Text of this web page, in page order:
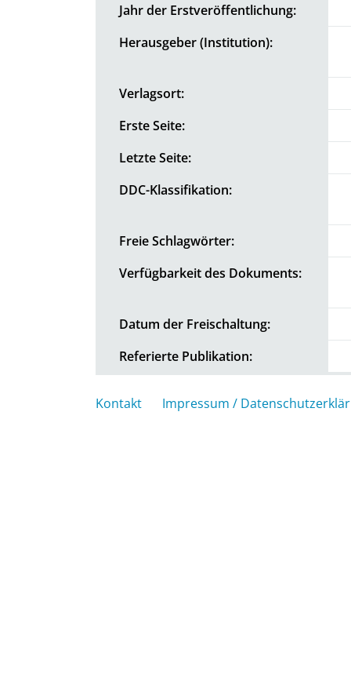
Jahr der Erstveröffentlichung:
Herausgeber (Institution):
Verlagsort:
Erste Seite:
Letzte Seite:
DDC-Klassifikation:
Freie Schlagwörter:
Verfügbarkeit des Dokuments:
Datum der Freischaltung:
Referierte Publikation:
Kontakt Impressum /